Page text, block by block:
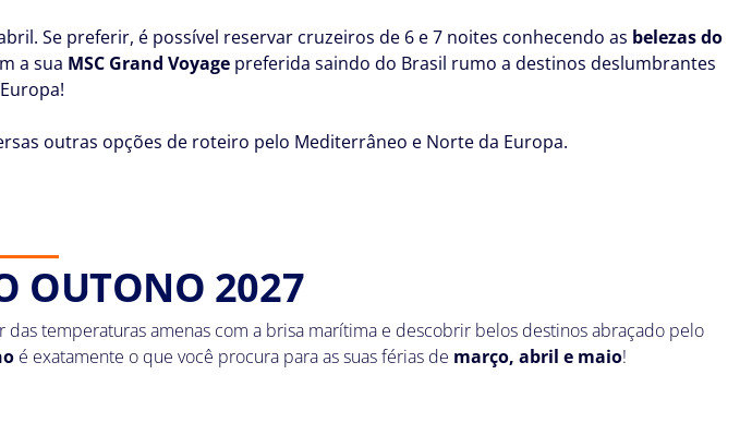
Se preferir, é possível reservar cruzeiros de 6 e 7 noites conhecendo as belezas do
a sua MSC Grand Voyagepreferida saindo do Brasil rumo a destinos deslumbrantes
outras opções de roteiro pelo Mediterrâneo e Norte da Europa.
OUTONO 2027
temperaturas amenas com a brisa marítima e descobrir belos destinos abraçado pelo
é exatamente o que você procura para as suas férias de março, abril e maio!